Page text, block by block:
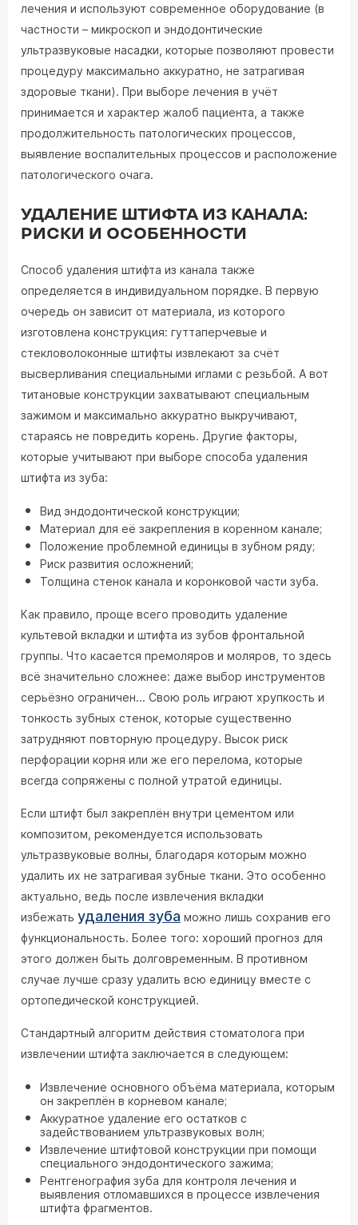
лечения и используют современное оборудование (в
частности – микроскоп и эндодонтические
ультразвуковые насадки, которые позволяют провести
процедуру максимально аккуратно, не затрагивая
здоровые ткани). При выборе лечения в учёт
принимается и характер жалоб пациента, а также
продолжительность патологических процессов,
выявление воспалительных процессов и расположение
патологического очага.
УДАЛЕНИЕ ШТИФТА ИЗ КАНАЛА:
РИСКИ И ОСОБЕННОСТИ
Способ удаления штифта из канала также
определяется в индивидуальном порядке. В первую
очередь он зависит от материала, из которого
изготовлена конструкция: гуттаперчевые и
стекловолоконные штифты извлекают за счёт
высверливания специальными иглами с резьбой. А вот
титановые конструкции захватывают специальным
зажимом и максимально аккуратно выкручивают,
стараясь не повредить корень. Другие факторы,
которые учитывают при выборе способа удаления
штифта из зуба:
Вид эндодонтической конструкции;
Материал для её закрепления в коренном канале;
Положение проблемной единицы в зубном ряду;
Риск развития осложнений;
Толщина стенок канала и коронковой части зуба.
Как правило, проще всего проводить удаление
культевой вкладки и штифта из зубов фронтальной
группы. Что касается премоляров и моляров, то здесь
всё значительно сложнее: даже выбор инструментов
серьёзно ограничен... Свою роль играют хрупкость и
тонкость зубных стенок, которые существенно
затрудняют повторную процедуру. Высок риск
перфорации корня или же его перелома, которые
всегда сопряжены с полной утратой единицы.
Если штифт был закреплён внутри цементом или
композитом, рекомендуется использовать
ультразвуковые волны, благодаря которым можно
удалить их не затрагивая зубные ткани. Это особенно
актуально, ведь после извлечения вкладки
избежать удаления зуба можно лишь сохранив его
функциональность. Более того: хороший прогноз для
этого должен быть долговременным. В противном
случае лучше сразу удалить всю единицу вместе с
ортопедической конструкцией.
Стандартный алгоритм действия стоматолога при
извлечении штифта заключается в следующем:
Извлечение основного объёма материала, которым
он закреплён в корневом канале;
Аккуратное удаление его остатков с
задействованием ультразвуковых волн;
Извлечение штифтовой конструкции при помощи
специального эндодонтического зажима;
Рентгенография зуба для контроля лечения и
выявления отломавшихся в процессе извлечения
штифта фрагментов.